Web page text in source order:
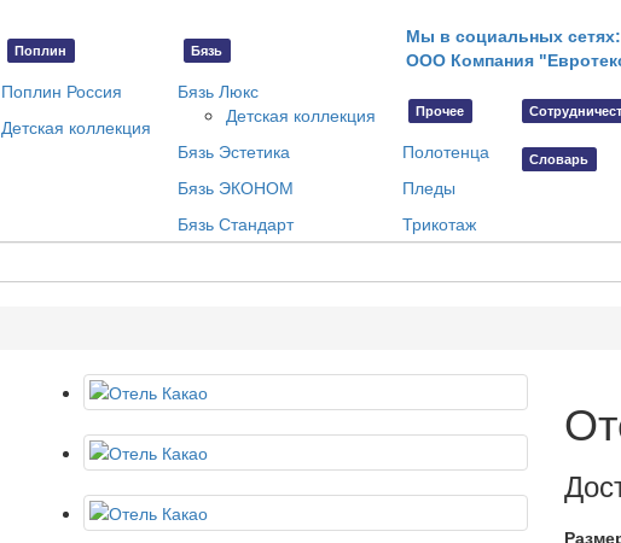
Мы в социальных сетях:
ООО Компания
Поплин
Поплин Россия
Детская коллекция
Бязь
Бязь Люкс
Детская коллекция
Бязь Эстетика
Бязь ЭКОНОМ
Бязь Стандарт
Прочее
Полотенца
Пледы
Трикотаж
Словарь